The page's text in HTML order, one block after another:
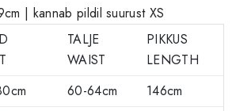
| kannab pildil suurust XS
TALJE
WAIST
PIKKUS
LENGTH
60-64cm
146cm